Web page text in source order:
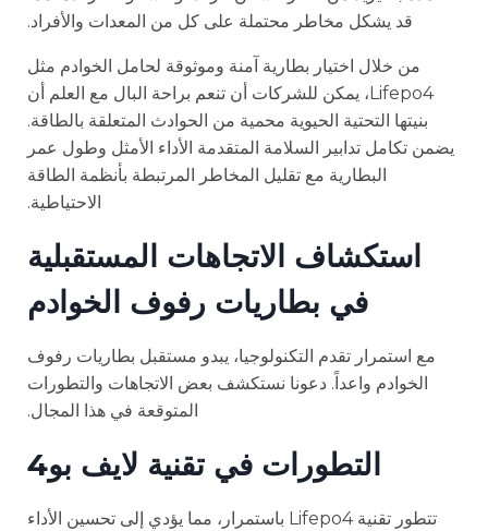
قد يشكل مخاطر محتملة على كل من المعدات والأفراد.
من خلال اختيار بطارية آمنة وموثوقة لحامل الخوادم مثل
Lifepo4، يمكن للشركات أن تنعم براحة البال مع العلم أن
بنيتها التحتية الحيوية محمية من الحوادث المتعلقة بالطاقة.
يضمن تكامل تدابير السلامة المتقدمة الأداء الأمثل وطول عمر
البطارية مع تقليل المخاطر المرتبطة بأنظمة الطاقة
الاحتياطية.
استكشاف الاتجاهات المستقبلية
في بطاريات رفوف الخوادم
مع استمرار تقدم التكنولوجيا، يبدو مستقبل بطاريات رفوف
الخوادم واعداً. دعونا نستكشف بعض الاتجاهات والتطورات
المتوقعة في هذا المجال.
التطورات في تقنية لايف بو4
تتطور تقنية Lifepo4 باستمرار، مما يؤدي إلى تحسين الأداء